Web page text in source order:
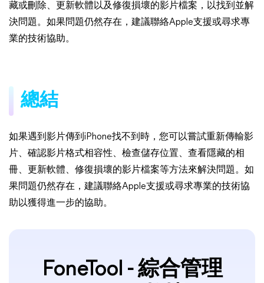
藏或刪除、更新軟體以及修復損壞的影片檔案，以找到並解
決問題。如果問題仍然存在，建議聯絡Apple支援或尋求專
業的技術協助。
總結
如果遇到影片傳到iPhone找不到時，您可以嘗試重新傳輸影
片、確認影片格式相容性、檢查儲存位置、查看隱藏的相
冊、更新軟體、修復損壞的影片檔案等方法來解決問題。如
果問題仍然存在，建議聯絡Apple支援或尋求專業的技術協
助以獲得進一步的協助。
FoneTool - 綜合管理